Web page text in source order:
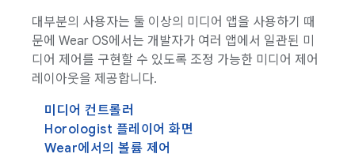
대부분의 사용자는 둘 이상의 미디어 앱을 사용하기 때
문에 Wear OS에서는 개발자가 여러 앱에서 일관된 미
디어 제어를 구현할 수 있도록 조정 가능한 미디어 제어
레이아웃을 제공합니다.
미디어 컨트롤러
Horologist 플레이어 화면
Wear에서의 볼륨 제어